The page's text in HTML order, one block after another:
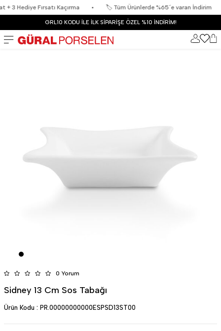
Fırsatı Kaçırma • 🏷️ Tüm Ürünlerde %65´e varan İndirim •
GRL10 KODU İLE İLK SİPARİŞE ÖZEL %10 İNDİRİM!
0 Yorum
Sidney 13 Cm Sos Tabağı
Ürün Kodu : PR.00000000000ESPSD13ST00